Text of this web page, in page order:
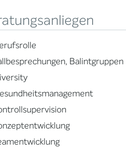
Balintgruppen